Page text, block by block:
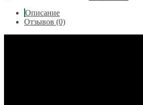
Описание
Отзывов (0)